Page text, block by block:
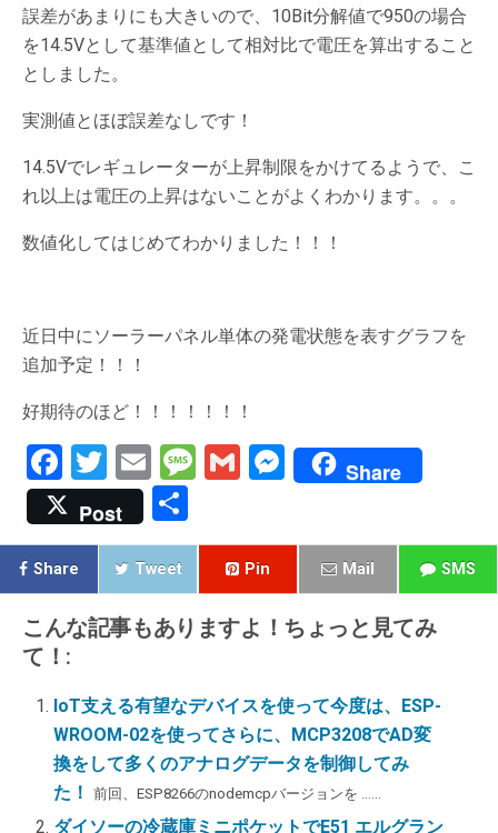
誤差があまりにも大きいので、10Bit分解値で950の場合
を14.5Vとして基準値として相対比で電圧を算出すること
としました。
実測値とほぼ誤差なしです！
14.5Vでレギュレーターが上昇制限をかけてるようで、こ
れ以上は電圧の上昇はないことがよくわかります。。。
数値化してはじめてわかりました！！！
近日中にソーラーパネル単体の発電状態を表すグラフを
追加予定！！！
好期待のほど！！！！！！！
F
a
ce
b
o
o
k
T
wi
tt
er
E
m
ail
M
s
g
e
G
ail
M
es
se
g
er
Share
Post
有
Share Tweet Pin Mail SMS
こんな記事もありますよ！ちょっと見てみ
て！:
IoT支える有望なデバイスを使って今度は、ESP-
WROOM-02を使ってさらに、MCP3208でAD変
換をして多くのアナログデータを制御してみ
た！
前回、ESP8266のnodemcpバージョンを ......
ダイソーの冷蔵庫ミニポケットでE51 エルグラン